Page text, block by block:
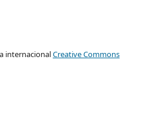
internacionalCreative Commons